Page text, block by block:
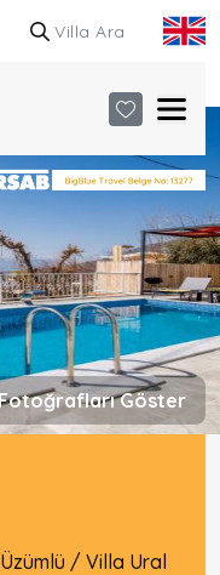
Göster
Üzümlü / Villa Ural